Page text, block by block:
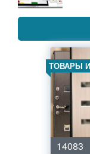
ТОВАРЫ
14083